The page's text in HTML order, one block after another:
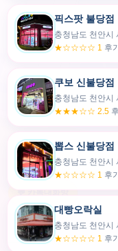
픽스팟 불당점
충청남도 천안시
★☆☆☆☆ 1 후
쿠보 신불당점
충청남도 천안시
★★★☆☆ 2.5
뽑스 신불당점
충청남도 천안시
★☆☆☆☆ 1 후
대빵오락실
충청남도 천안시
★☆☆☆☆ 1 후
30m
💬 카톡대화방